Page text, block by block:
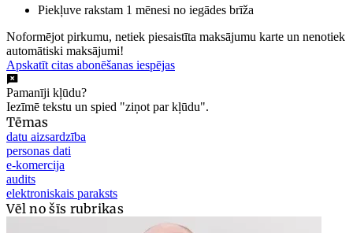
Piekļuve rakstam 1 mēnesi no iegādes brīža
Noformējot pirkumu, netiek piesaistīta maksājumu karte un nenotiek
automātiski maksājumi!
Apskatīt citas abonēšanas iespējas
Pamanīji kļūdu?
Iezīmē tekstu un spied "ziņot par kļūdu".
Tēmas
datu aizsardzība
personas dati
e-komercija
audits
elektroniskais paraksts
Vēl no šīs rubrikas